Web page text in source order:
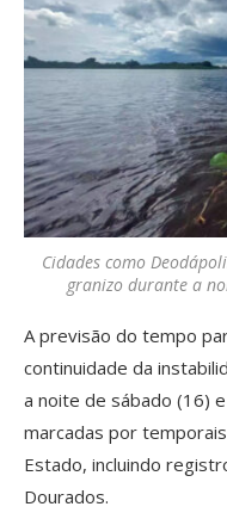
Cidades como
granizo durante a
A previsão do tempo
continuidade da
a noite de sábado (16)
marcadas por
Estado, incluindo
Dourados.